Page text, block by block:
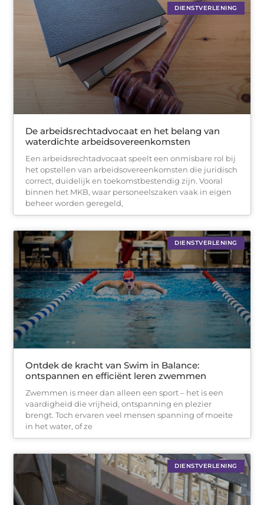
DIENSTVERLENING
De arbeidsrechtadvocaat en het belang van
waterdichte arbeidsovereenkomsten
Een arbeidsrechtadvocaat speelt een onmisbare rol bij
het opstellen van arbeidsovereenkomsten die juridisch
correct, duidelijk en toekomstbestendig zijn. Vooral
binnen het MKB, waar personeelszaken vaak in eigen
beheer worden geregeld,
DIENSTVERLENING
Ontdek de kracht van Swim in Balance:
ontspannen en efficiënt leren zwemmen
Zwemmen is meer dan alleen een sport – het is een
vaardigheid die vrijheid, ontspanning en plezier
brengt. Toch ervaren veel mensen spanning of moeite
in het water, of ze
DIENSTVERLENING